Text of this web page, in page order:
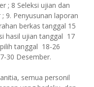
; 8 Seleksi ujian dan
9. Penyusunan laporan
berkas tanggal 15
hasil ujian tanggal 17
tanggal 18-26
30 Desember.
semua personil